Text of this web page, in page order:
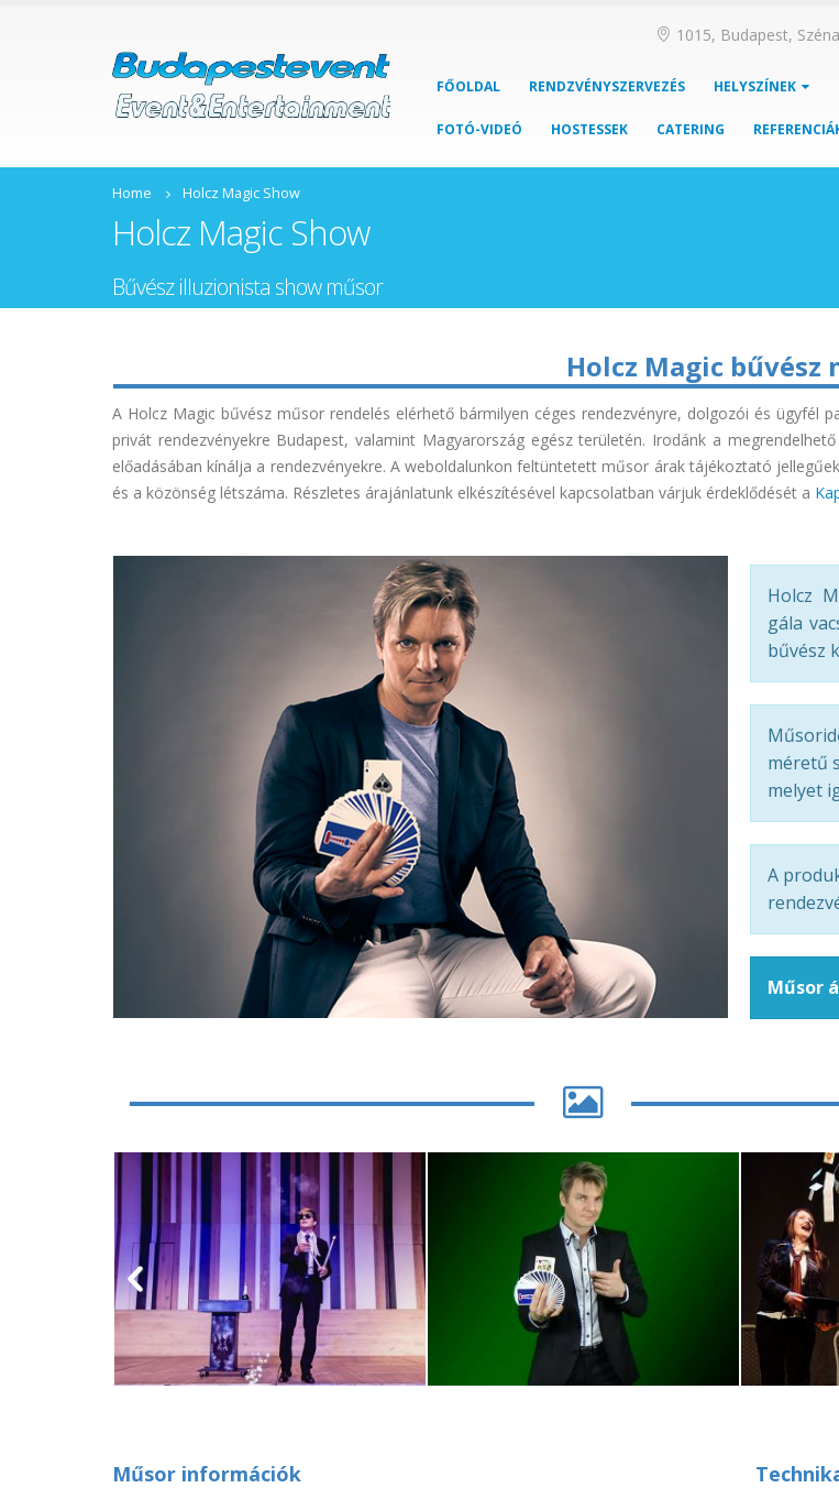
1015, Budapest,
FŐOLDAL RENDZVÉNYSZERVEZÉS HELYSZÍNEK
FOTÓ-VIDEÓ HOSTESSEK CATERING
Home Holcz Magic Show
Holcz Magic Show
Bűvész illuzionista show műsor
Holcz Magic bűvész
A Holcz Magic bűvész műsor rendelés elérhető bármilyen céges rendezvényre, dolgozói és ügyfél
privát rendezvényekre Budapest, valamint Magyarország egész területén. Irodánk a
előadásában kínálja a rendezvényekre. A weboldalunkon feltüntetett műsor árak tájékoztató
és a közönség létszáma. Részletes árajánlatunk elkészítésével kapcsolatban várjuk érdeklődését a
Holcz
gála
bűvész
méretű
melyet
A
Műsor
Műsor információk